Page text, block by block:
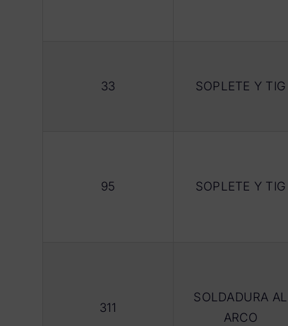
33 SOPLETE Y TIG
95 SOPLETE Y TIG
311
SOLDADURA AL
ARCO